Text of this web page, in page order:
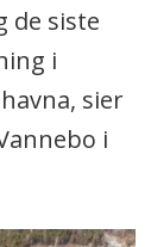
de siste
i
sier
i